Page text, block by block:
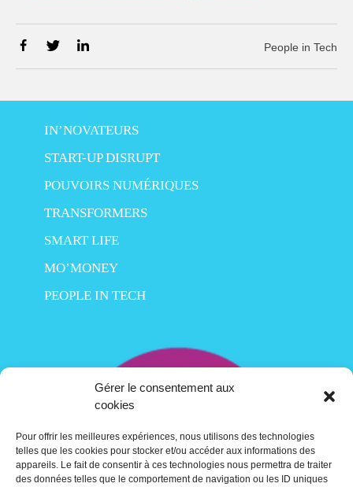
Gérer le consentement aux
cookies
Pour offrir les meilleures expériences, nous utilisons des technologies
telles que les cookies pour stocker et/ou accéder aux informations des
appareils. Le fait de consentir à ces technologies nous permettra de traiter
des données telles que le comportement de navigation ou les ID uniques
People in Tech
IN’NOVATEURS
START-UP DISRUPT
POUVOIRS NUMÉRIQUES
TRANSFORMERS
SMART LIFE
MO’MONEY
PEOPLE IN TECH